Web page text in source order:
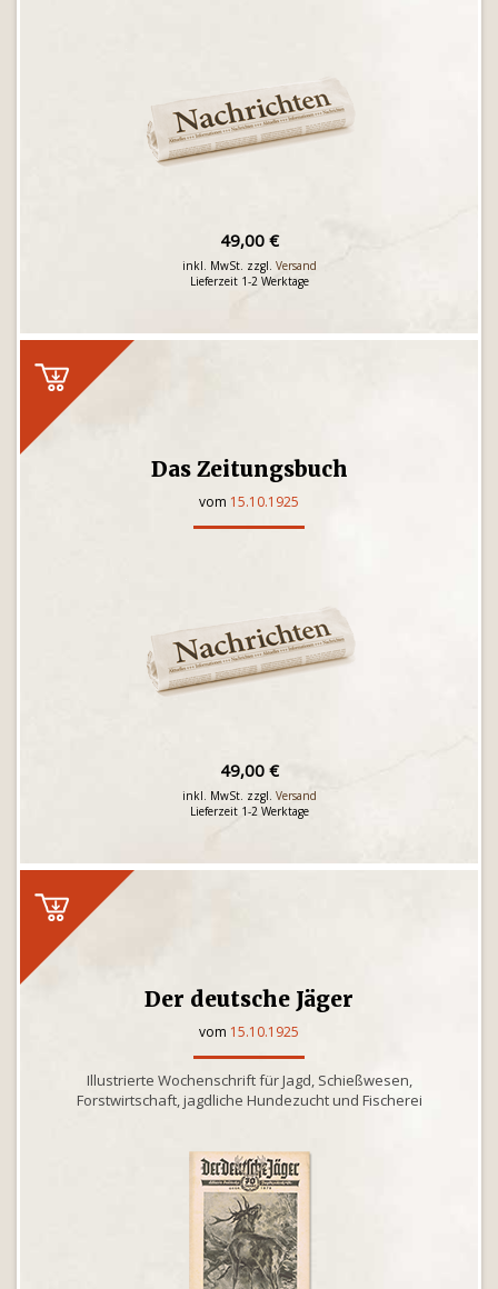
49,00 €
inkl. MwSt. zzgl. Versand
Lieferzeit 1-2 Werktage
Das Zeitungsbuch
vom 15.10.1925
49,00 €
inkl. MwSt. zzgl. Versand
Lieferzeit 1-2 Werktage
Der deutsche Jäger
vom 15.10.1925
Illustrierte Wochenschrift für Jagd, Schießwesen,
Forstwirtschaft, jagdliche Hundezucht und Fischerei